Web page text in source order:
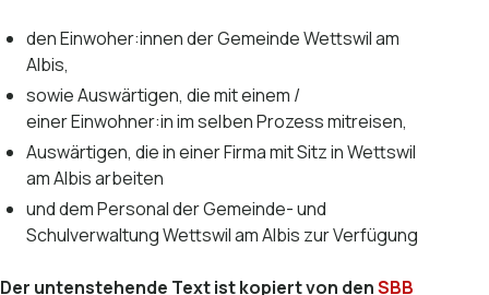
den Einwoher:innen der Gemeinde Wettswil am
Albis,
sowie Auswärtigen, die mit einem /
einer Einwohner:in im selben Prozess mitreisen,
Auswärtigen, die in einer Firma mit Sitz in Wettswil
am Albis arbeiten
und dem Personal der Gemeinde- und
Schulverwaltung Wettswil am Albis zur Verfügung
Der untenstehende Text ist kopiert von denSBB